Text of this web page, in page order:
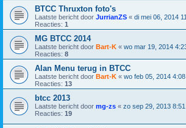
BTCC Thruxton foto's
Laatste bericht door JurrianZS « di mei 06, 2014
Reacties: 1
MG BTCC 2014
Laatste bericht door Bart-K « wo mar 19, 2014
Reacties: 8
Alan Menu terug in BTCC
Laatste bericht door Bart-K « wo feb 05, 2014
Reacties: 13
btcc 2013
Laatste bericht door mg-zs « zo sep 29, 2013
Reacties: 19